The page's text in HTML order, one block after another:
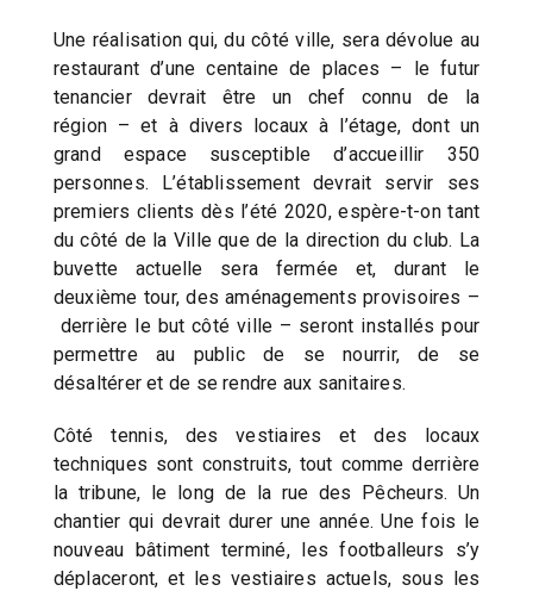
Une réalisation qui, du côté ville, sera dévolue au
restaurant d’une centaine de places – le futur
tenancier devrait être un chef connu de la
région – et à divers locaux à l’étage, dont un
grand espace susceptible d’accueillir 350
personnes. L’établissement devrait servir ses
premiers clients dès l’été 2020, espère-t-on tant
du côté de la Ville que de la direction du club. La
buvette actuelle sera fermée et, durant le
deuxième tour, des aménagements provisoires –
derrière le but côté ville – seront installés pour
permettre au public de se nourrir, de se
désaltérer et de se rendre aux sanitaires.
Côté tennis, des vestiaires et des locaux
techniques sont construits, tout comme derrière
la tribune, le long de la rue des Pêcheurs. Un
chantier qui devrait durer une année. Une fois le
nouveau bâtiment terminé, les footballeurs s’y
déplaceront, et les vestiaires actuels, sous les